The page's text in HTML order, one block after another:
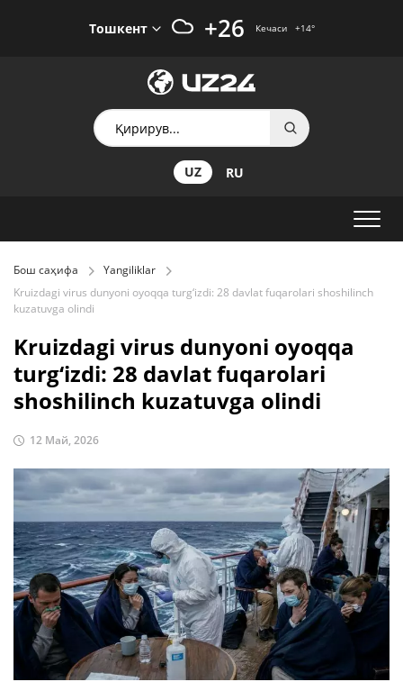
Тошкент +26 Кечаси +14°
UZ RU
Бош саҳифа
Yangiliklar
Kruizdagi virus dunyoni oyoqqa turg‘izdi: 28 davlat fuqarolari shoshilinch
kuzatuvga olindi
Kruizdagi virus dunyoni oyoqqa
turg‘izdi: 28 davlat fuqarolari
shoshilinch kuzatuvga olindi
12 Май, 2026